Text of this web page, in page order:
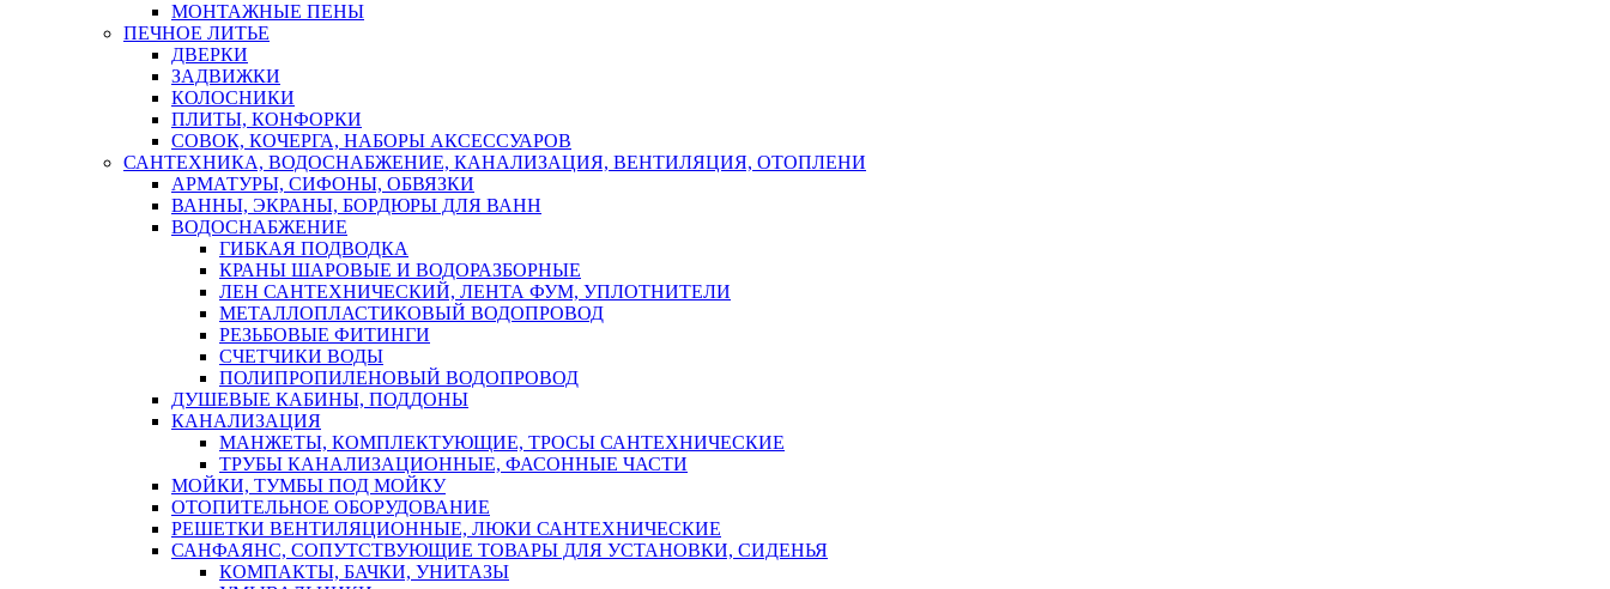
МОНТАЖНЫЕ ПЕНЫ
ПЕЧНОЕ ЛИТЬЕ
ДВЕРКИ
ЗАДВИЖКИ
КОЛОСНИКИ
ПЛИТЫ, КОНФОРКИ
СОВОК, КОЧЕРГА, НАБОРЫ АКСЕССУАРОВ
САНТЕХНИКА, ВОДОСНАБЖЕНИЕ, КАНАЛИЗАЦИЯ, ВЕНТИЛЯЦИЯ, ОТОПЛЕНИ
АРМАТУРЫ, СИФОНЫ, ОБВЯЗКИ
ВАННЫ, ЭКРАНЫ, БОРДЮРЫ ДЛЯ ВАНН
ВОДОСНАБЖЕНИЕ
ГИБКАЯ ПОДВОДКА
КРАНЫ ШАРОВЫЕ И ВОДОРАЗБОРНЫЕ
ЛЕН САНТЕХНИЧЕСКИЙ, ЛЕНТА ФУМ, УПЛОТНИТЕЛИ
МЕТАЛЛОПЛАСТИКОВЫЙ ВОДОПРОВОД
РЕЗЬБОВЫЕ ФИТИНГИ
СЧЕТЧИКИ ВОДЫ
ПОЛИПРОПИЛЕНОВЫЙ ВОДОПРОВОД
ДУШЕВЫЕ КАБИНЫ, ПОДДОНЫ
КАНАЛИЗАЦИЯ
МАНЖЕТЫ, КОМПЛЕКТУЮЩИЕ, ТРОСЫ САНТЕХНИЧЕСКИЕ
ТРУБЫ КАНАЛИЗАЦИОННЫЕ, ФАСОННЫЕ ЧАСТИ
МОЙКИ, ТУМБЫ ПОД МОЙКУ
ОТОПИТЕЛЬНОЕ ОБОРУДОВАНИЕ
РЕШЕТКИ ВЕНТИЛЯЦИОННЫЕ, ЛЮКИ САНТЕХНИЧЕСКИЕ
САНФАЯНС, СОПУТСТВУЮЩИЕ ТОВАРЫ ДЛЯ УСТАНОВКИ, СИДЕНЬЯ
КОМПАКТЫ, БАЧКИ, УНИТАЗЫ